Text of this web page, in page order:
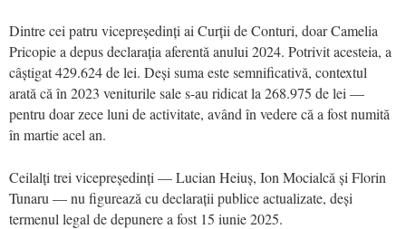
Dintre cei patru vicepreședinți ai Curții de Conturi, doar Camelia
Pricopie a depus declarația aferentă anului 2024. Potrivit acesteia, a
câștigat 429.624 de lei. Deși suma este semnificativă, contextul
arată că în 2023 veniturile sale s-au ridicat la 268.975 de lei —
pentru doar zece luni de activitate, având în vedere că a fost numită
în martie acel an.
Ceilalți trei vicepreședinți — Lucian Heiuș, Ion Mocialcă și Florin
Tunaru — nu figurează cu declarații publice actualizate, deși
termenul legal de depunere a fost 15 iunie 2025.